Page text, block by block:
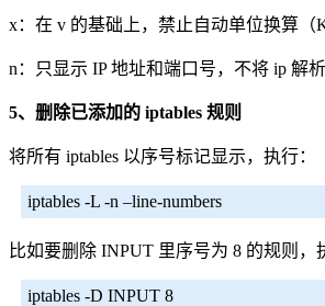
x：在 v 的基础上，禁止自动单位换算（
n：只显示 IP 地址和端口号，不将 ip 解
5、删除已添加的 iptables 规则
将所有 iptables 以序号标记显示，执行：
iptables -L -n –line-numbers
比如要删除 INPUT 里序号为 8 的规则，
iptables -D INPUT 8